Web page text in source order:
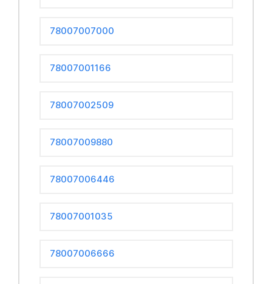
78007007000
78007001166
78007002509
78007009880
78007006446
78007001035
78007006666